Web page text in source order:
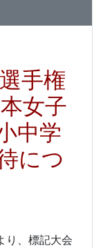
手権
女子
中学
につ
り、標記大会